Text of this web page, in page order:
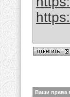
Ваши права